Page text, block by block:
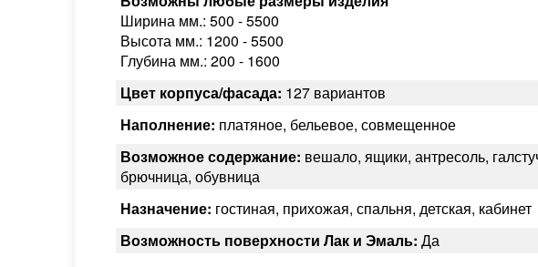
Ширина мм.: 500 - 5500
Высота мм.: 1200 - 5500
Глубина мм.: 200 - 1600
Цвет корпуса/фасада: 127 вариантов
Наполнение: платяное, бельевое, совмещенное
Возможное содержание: вешало, ящики, антресоль,
брючница, обувница
Назначение: гостиная, прихожая, спальня, детская, кабинет
Возможность поверхности Лак и Эмаль: Да